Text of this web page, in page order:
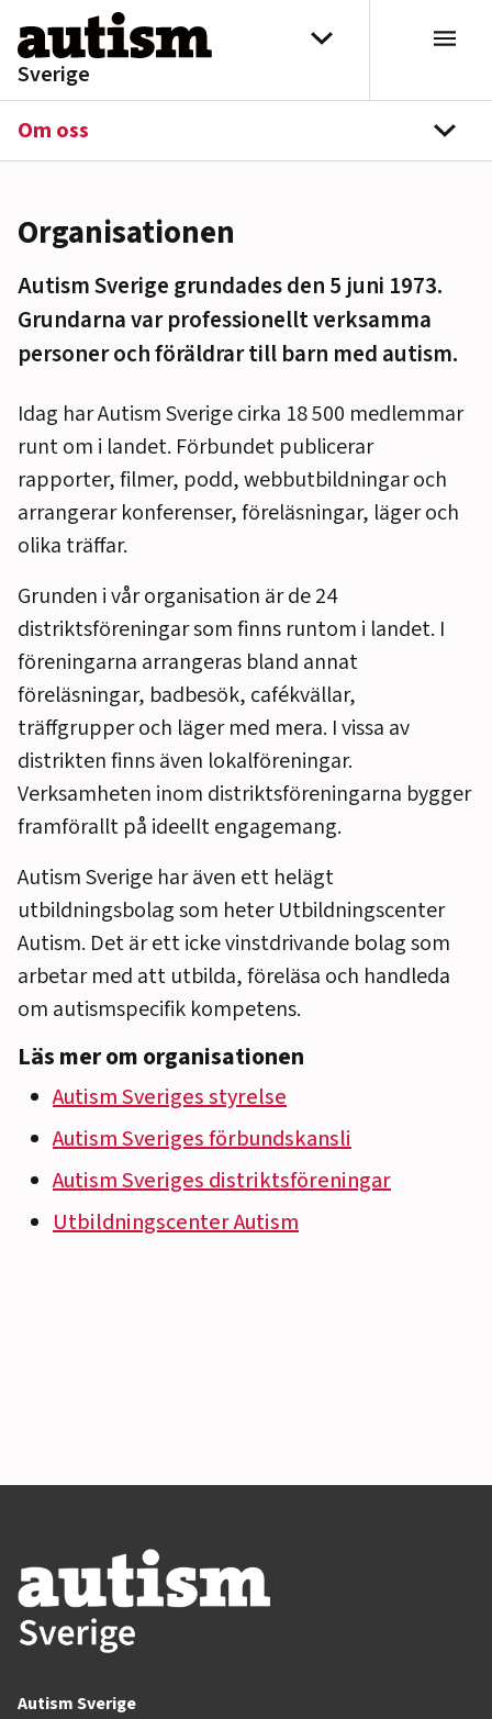
Hoppa till innehåll
Sverige
Välj distrikt
Om oss
Organisationen
Autism Sverige grundades den 5 juni 1973.
Grundarna var professionellt verksamma
personer och föräldrar till barn med autism.
Idag har Autism Sverige cirka 18 500 medlemmar
runt om i landet. Förbundet publicerar
rapporter, filmer, podd, webbutbildningar och
arrangerar konferenser, föreläsningar, läger och
olika träffar.
Grunden i vår organisation är de 24
distriktsföreningar som finns runtom i landet. I
föreningarna arrangeras bland annat
föreläsningar, badbesök, cafékvällar,
träffgrupper och läger med mera. I vissa av
distrikten finns även lokalföreningar.
Verksamheten inom distriktsföreningarna bygger
framförallt på ideellt engagemang.
Autism Sverige har även ett helägt
utbildningsbolag som heter Utbildningscenter
Autism. Det är ett icke vinstdrivande bolag som
arbetar med att utbilda, föreläsa och handleda
om autismspecifik kompetens.
Läs mer om organisationen
Autism Sveriges styrelse
Autism Sveriges förbundskansli
Autism Sveriges distriktsföreningar
Utbildningscenter Autism
Autism Sverige